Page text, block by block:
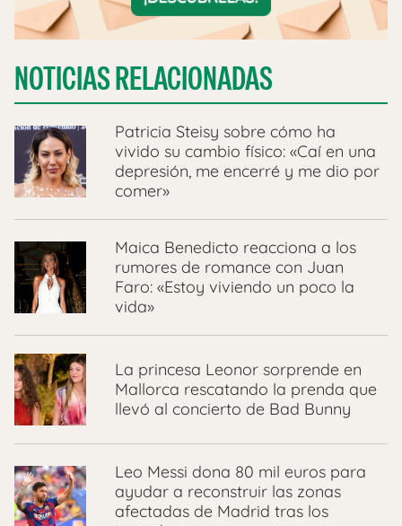
NOTICIAS RELACIONADAS
Patricia Steisy sobre cómo ha
vivido su cambio físico: «Caí en una
depresión, me encerré y me dio por
comer»
Maica Benedicto reacciona a los
rumores de romance con Juan
Faro: «Estoy viviendo un poco la
vida»
La princesa Leonor sorprende en
Mallorca rescatando la prenda que
llevó al concierto de Bad Bunny
Leo Messi dona 80 mil euros para
ayudar a reconstruir las zonas
afectadas de Madrid tras los